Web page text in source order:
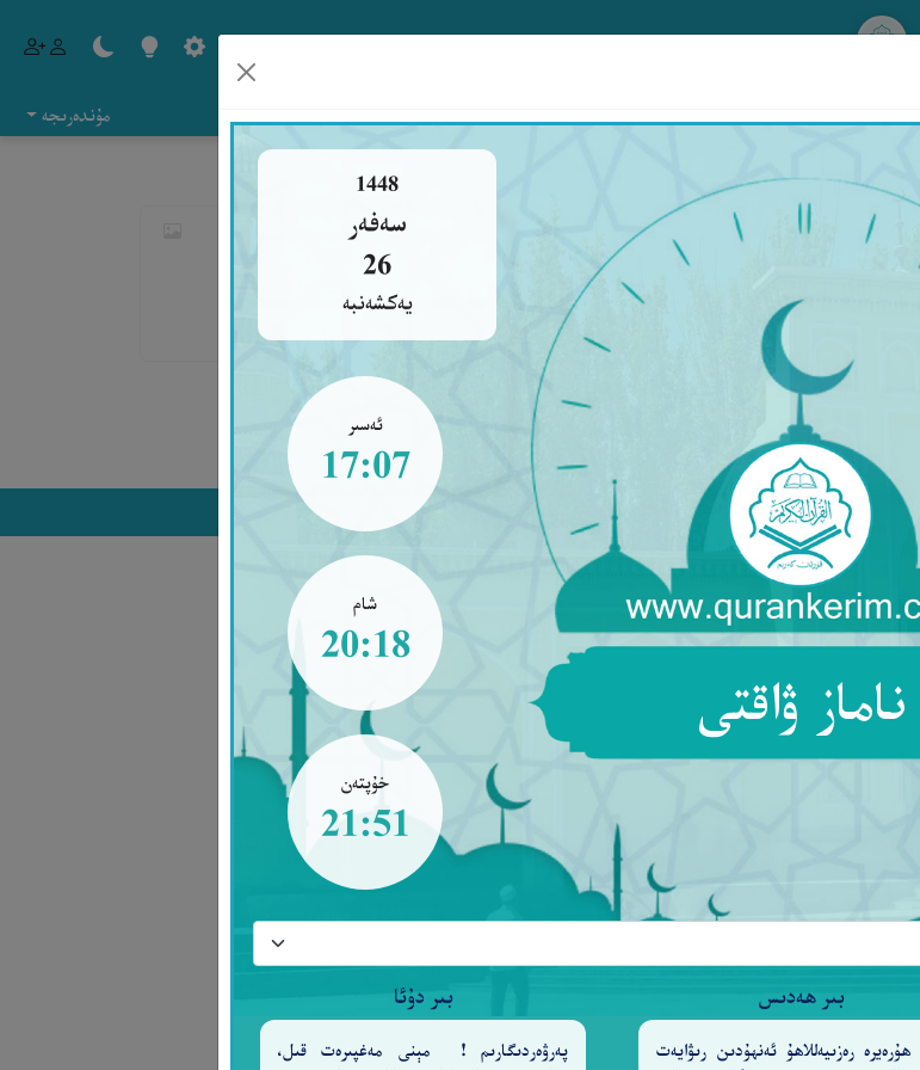
1448
سەفەر
26
يەكشەنبە
ناماز ۋاقتى
ئەسىر
17:07
شام
20:18
خۇپتەن
21:51
بىر ھەدىس
ھۇرەيرە رەزىيەللاھۇ ئەنھۇدىن رىۋايەت
بىر دۇئا
پەرۋەردىگارىم ! مېنى مەغپىرەت قىل،
مۇندەرىجە
رىزق قىلىپ بەرگەن پەرزەنتتىنمۇ شەيتاننى يىراق قىلغىن.» [بۇخارى ۋە مۇسلىم رىۋايىتى].
© Copyright 2026 Qurankerim.com |